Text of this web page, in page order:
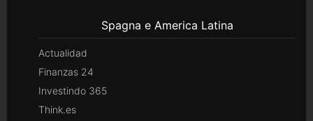
Spagna e America Latina
Actualidad
Finanzas 24
Investindo 365
Think.es